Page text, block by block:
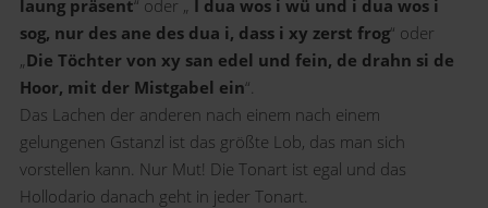
laung präsent“ oder „
I dua wos i wü und i dua wos i
sog, nur des ane des dua i, dass i xy zerst frog“ oder
„ Die Töchter von xy san edel und fein, de drahn si de
Hoor, mit der Mistgabel ein“.
Das Lachen der anderen nach einem nach einem
gelungenen Gstanzl ist das größte Lob, das man sich
vorstellen kann. Nur Mut! Die Tonart ist egal und das
Hollodario danach geht in jeder Tonart.